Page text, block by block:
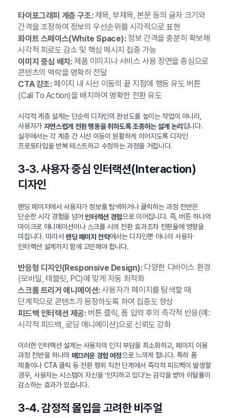
타이포그래피 계층 구조:제목, 부제목, 본문 등의 글자 크기와
간격을 조정하여 정보의 우선순위를 시각적으로 표현
화이트 스페이스(White Space):정보 간격을 충분히 확보해
시각적 피로도 감소 및 핵심 메시지 집중 가능
이미지 중심 배치:제품 이미지나 서비스 사용 장면을 중심으로
콘텐츠의 맥락을 명확히 전달
CTA 강조:페이지 내 시선 이동의 끝 지점에 행동 유도 버튼
(Call To Action)을 배치하여 명확한 전환 유도
시각적 계층 설계는 단순히 디자인의 완성도를 높이는 작업이 아니라,
사용자가 자연스럽게 전환 행동을 취하도록 조종하는 설계 논리 입니다.
실무에서는 각 계층 간 시선 이동이 원활하게 이어지도록 디자인
프로토타입을 반복 테스트하고 수정하는 과정을 거칩니다.
3-3. 사용자 중심 인터랙션(Interaction)
디자인
랜딩 페이지에서 사용자가 정보를 탐색하거나 클릭하는 과정 전반은
단순한 시각 경험을 넘어인터랙션 경험으로 이어집니다. 즉, 버튼 하나의
마이크로 애니메이션이나 스크롤 시의 전환 효과조차 전환율에 영향을
미칩니다. 따라서 랜딩 페이지 전략에서는 디자인뿐 아니라 사용자
인터랙션 설계까지 함께 고민해야 합니다.
반응형 디자인(Responsive Design):다양한 디바이스 환경
(모바일, 태블릿, PC)에 맞게 자동 최적화
스크롤 트리거 애니메이션:사용자가 페이지를 탐색할 때
단계적으로 콘텐츠가 등장하도록 하여 집중도 향상
피드백 인터랙션 제공:버튼 클릭, 폼 입력 후의 즉각적 반응(예:
시각적 피드백, 로딩 애니메이션)으로 신뢰도 강화
이러한 인터랙션 설계는 사용자의 인지 부담을 최소화하고, 페이지 이용
과정 전반을 하나의 매끄러운 경험 여정으로 느끼게 합니다. 특히 폼
제출이나 CTA 클릭 등 전환 행위 직전 단계에서 즉각적 피드백이 발생할
경우, 사용자는 시스템이 자신을 ‘인지하고 있다’는 감각을 받아 이탈률이
감소하는 효과가 있습니다.
3-4. 감정적 몰입을 고려한 비주얼